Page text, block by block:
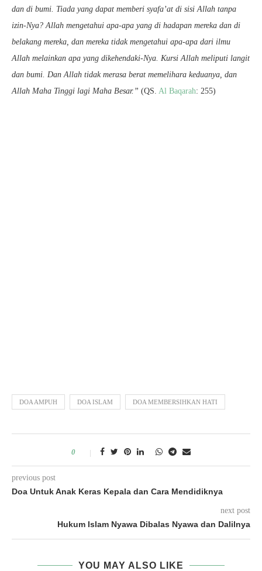
dan di bumi. Tiada yang dapat memberi syafa’at di sisi Allah tanpa
izin-Nya? Allah mengetahui apa-apa yang di hadapan mereka dan di
belakang mereka, dan mereka tidak mengetahui apa-apa dari ilmu
Allah melainkan apa yang dikehendaki-Nya. Kursi Allah meliputi langit
dan bumi. Dan Allah tidak merasa berat memelihara keduanya, dan
Allah Maha Tinggi lagi Maha Besar.” (QS. Al Baqarah: 255)
DOA AMPUH DOA ISLAM DOA MEMBERSIHKAN HATI
0
previous post
Doa Untuk Anak Keras Kepala dan Cara Mendidiknya
next post
Hukum Islam Nyawa Dibalas Nyawa dan Dalilnya
YOU MAY ALSO LIKE